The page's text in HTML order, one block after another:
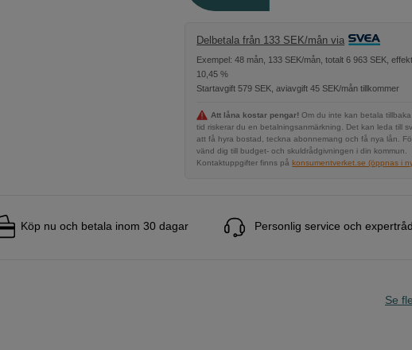
Delbetala från 133 SEK/mån via
Exempel: 48 mån, 133 SEK/mån, totalt 6 963 SEK,
10,45 %
Startavgift 579 SEK, aviavgift 45 SEK/mån tillkommer
Att låna kostar pengar! Om du inte kan betala
tid riskerar du en betalningsanmärkning. Det kan leda till
att få hyra bostad, teckna abonnemang och få nya lån.
vänd dig till budget- och skuldrådgivningen i din kommun.
Kontaktuppgifter finns på konsumentverket.se (öppnas i
Köp nu och betala inom 30 dagar Personlig service och
Se